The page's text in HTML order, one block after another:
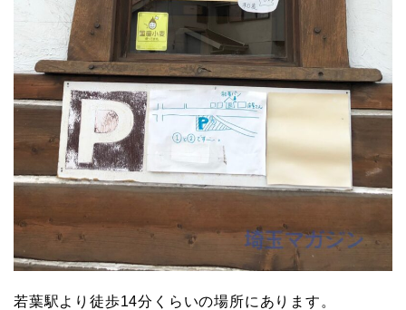
若葉駅より徒歩14分くらいの場所にあります。